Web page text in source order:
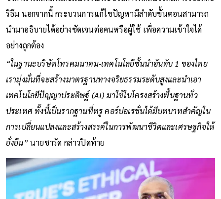
ริธึม นอกจากนี้ กระบวนการแก้ไขปัญหามีลำดับขั้นตอนสามารถ
นำมาอธิบายได้อย่างชัดเจนต่อคนหรือผู้ใช้ เพื่อความเข้าใจได้
อย่างถูกต้อง
“ในฐานะบริษัทโทรคมนาคม-เทคโนโลยีชั้นนำอันดับ 1 ของไทย
เรามุ่งมั่นที่จะสร้างมาตรฐานทางจริยธรรมระดับสูงและนำเอา
เทคโนโลยีปัญญาประดิษฐ์ (AI) มาใช้ในโครงสร้างพื้นฐานทั่ว
ประเทศ ทั้งนี้เป็นรากฐานที่ทรู คอร์ปอเรชั่นได้มีบทบาทสำคัญใน
การเปลี่ยนแปลงและสร้างสรรค์ในการพัฒนาชีวิตและเศรษฐกิจให้
ยั่งยืน” นายชารัด กล่าวปิดท้าย